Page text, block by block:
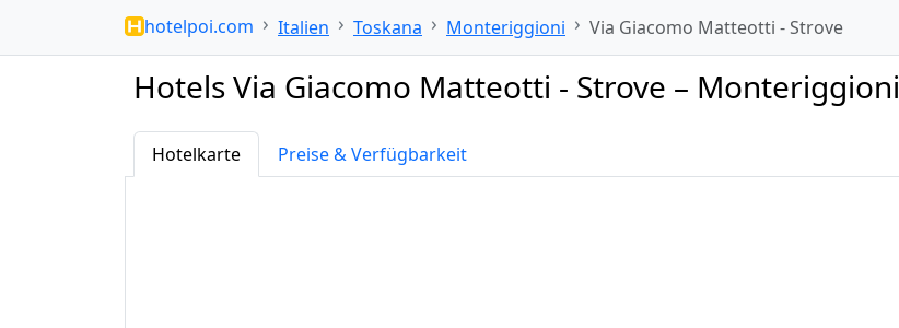
hotelpoi.com Italien Toskana Monteriggioni Via Giacomo Matteotti - Strove
Hotels Via Giacomo Matteotti - Strove – Monteriggioni
Hotelkarte Preise & Verfügbarkeit